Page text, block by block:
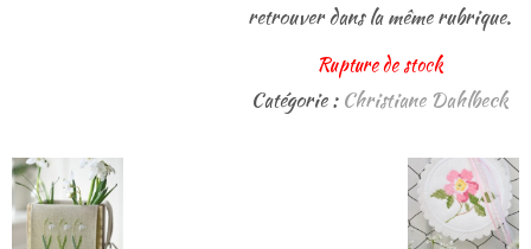
retrouver dans la même rubrique.
Rupture de stock
Catégorie : Christiane Dahlbeck